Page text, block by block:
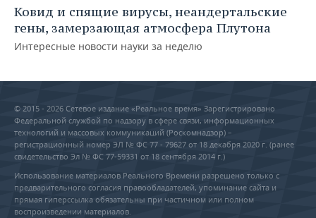
Ковид и спящие вирусы, неандертальские
гены, замерзающая атмосфера Плутона
Интересные новости науки за неделю
© 2015 - 2026 Сетевое издание «Реальное время» Зарегистрировано
Федеральной службой по надзору в сфере связи, информационных
технологий и массовых коммуникаций (Роскомнадзор) –
регистрационный номер ЭЛ № ФС 77 - 79627 от 18 декабря 2020 г. (ранее
свидетельство Эл № ФС 77-59331 от 18 сентября 2014 г.)
Использование материалов Реального Времени разрешено только с
предварительного согласия правообладателей, упоминание сайта и
прямая гиперссылка обязательны при частичном или полном
воспроизведении материалов.